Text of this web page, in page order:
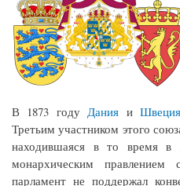
В 1873 году ДанияиШвеция
Третьим участником этого
находившаяся в то время
монархическим
парламент не поддержал